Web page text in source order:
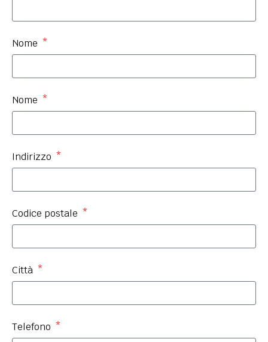
Nome
Nome
Indirizzo
Codice postale
Città
Telefono